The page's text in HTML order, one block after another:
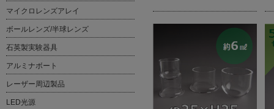
マイクロレンズアレイ
ボールレンズ/半球レンズ
石英製実験器具
アルミナボート
レーザー周辺製品
LED光源